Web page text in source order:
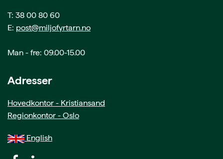
T: 38 00 80 60
E: post@miljofyrtarn.no
Man - fre: 09.00-15.00
Adresser
Hovedkontor - Kristiansand
Regionkontor - Oslo
English